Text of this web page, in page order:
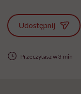
Udostępnij
Przeczytasz w 3 min